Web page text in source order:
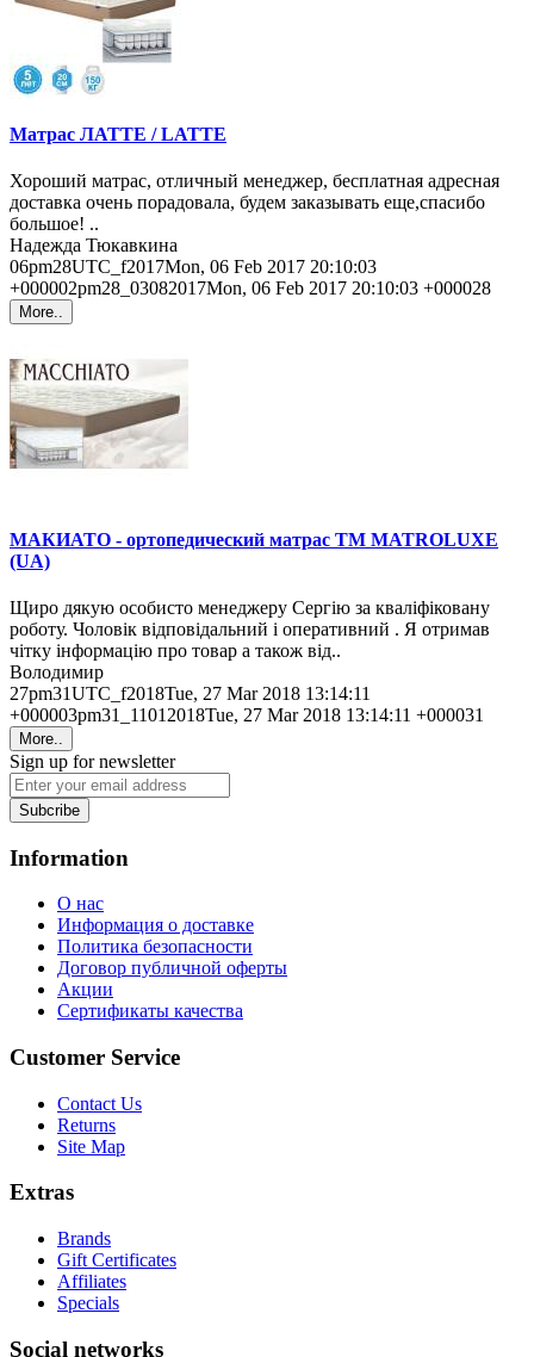
Матрас ЛАТТЕ / LATTE
Хороший матрас, отличный менеджер, бесплатная адресная
доставка очень порадовала, будем заказывать еще,спасибо
большое! ..
Надежда Тюкавкина
06pm28UTC_f2017Mon, 06 Feb 2017 20:10:03
+000002pm28_03082017Mon, 06 Feb 2017 20:10:03 +000028
More..
МАКИАТО - ортопедический матрас ТМ MATROLUXE
(UA)
Щиро дякую особисто менеджеру Сергію за кваліфіковану
роботу. Чоловік відповідальний і оперативний . Я отримав
чітку інформацію про товар а також від..
Володимир
27pm31UTC_f2018Tue, 27 Mar 2018 13:14:11
+000003pm31_11012018Tue, 27 Mar 2018 13:14:11 +000031
More..
Sign up for newsletter
Subcribe
Information
О нас
Информация о доставке
Политика безопасности
Договор публичной оферты
Акции
Сертификаты качества
Customer Service
Contact Us
Returns
Site Map
Extras
Brands
Gift Certificates
Affiliates
Specials
Social networks